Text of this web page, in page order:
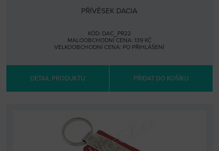
PŘÍVĚSEK DACIA
KÓD: DAC_PR22
MALOOBCHODNÍ CENA: 139 KČ
VELKOOBCHODNÍ CENA: PO PŘIHLÁŠENÍ
DETAIL PRODUKTU PŘIDAT DO KOŠÍKU